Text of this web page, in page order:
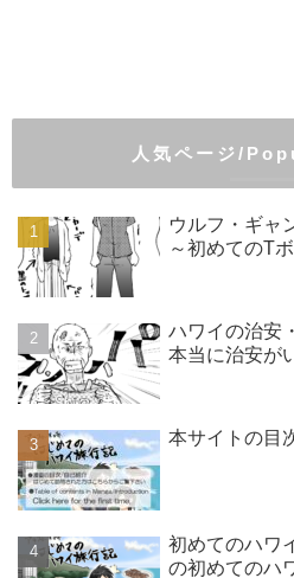
人気ページ/
ウルフ・ギャ
～初めてのT
ハワイの治安
本当に治安が
本サイトの目
初めてのハワ
の初めてのハ